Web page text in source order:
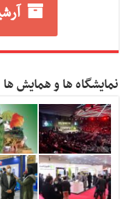
نمایشگاه ها و همایش ها